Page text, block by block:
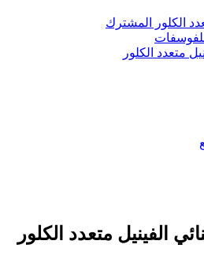
الكلور المشترك
متعدد الكلور
الفينيل متعدد الكلور